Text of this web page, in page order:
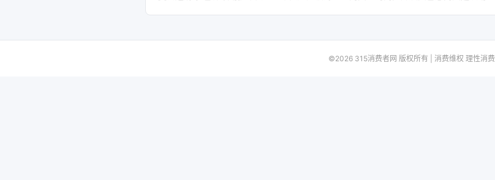
©2026 315消费者网 版权所有 | 消费维权 理性消费